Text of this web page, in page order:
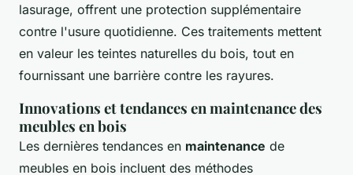
lasurage, offrent une protection supplémentaire
contre l'usure quotidienne. Ces traitements mettent
en valeur les teintes naturelles du bois, tout en
fournissant une barrière contre les rayures.
Innovations et tendances en maintenance des
meubles en bois
Les dernières tendances en maintenance de
meubles en bois incluent des méthodes